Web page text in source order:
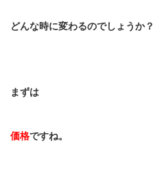
どんな時に変わるのでしょうか？
まずは
価格ですね。